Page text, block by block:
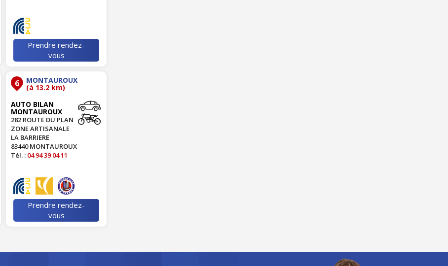
Prendre rendez-
vous
6 MONTAUROUX
(à 13.2 km)
AUTO BILAN
MONTAUROUX
282 ROUTE DU PLAN
ZONE ARTISANALE
LA BARRIERE
83440 MONTAUROUX
Tél. : 04 94 39 04 11
Prendre rendez-
vous